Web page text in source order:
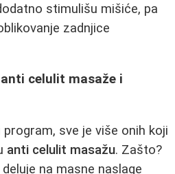
stimulišu mišiće, pa
zadnjice
celulit masaže i
sve je više onih koji
anti celulit masažu. Zašto?
na masne naslage